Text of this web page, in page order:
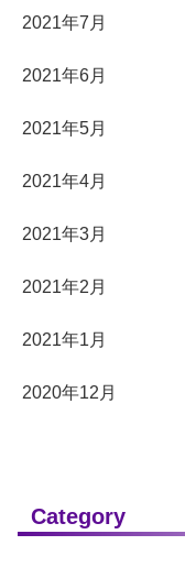
2021年7月
2021年6月
2021年5月
2021年4月
2021年3月
2021年2月
2021年1月
2020年12月
Category